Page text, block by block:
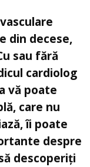
din decese,
sau fără
cardiolog
vă poate
care nu
îi poate
despre
descoperiți